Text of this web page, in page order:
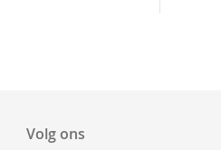
Volg ons